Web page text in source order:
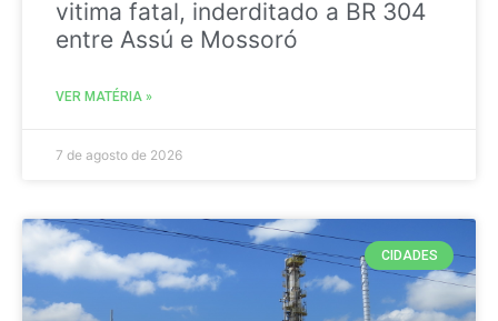
vitima fatal, inderditado a BR 304
entre Assú e Mossoró
VER MATÉRIA »
7 de agosto de 2026
CIDADES